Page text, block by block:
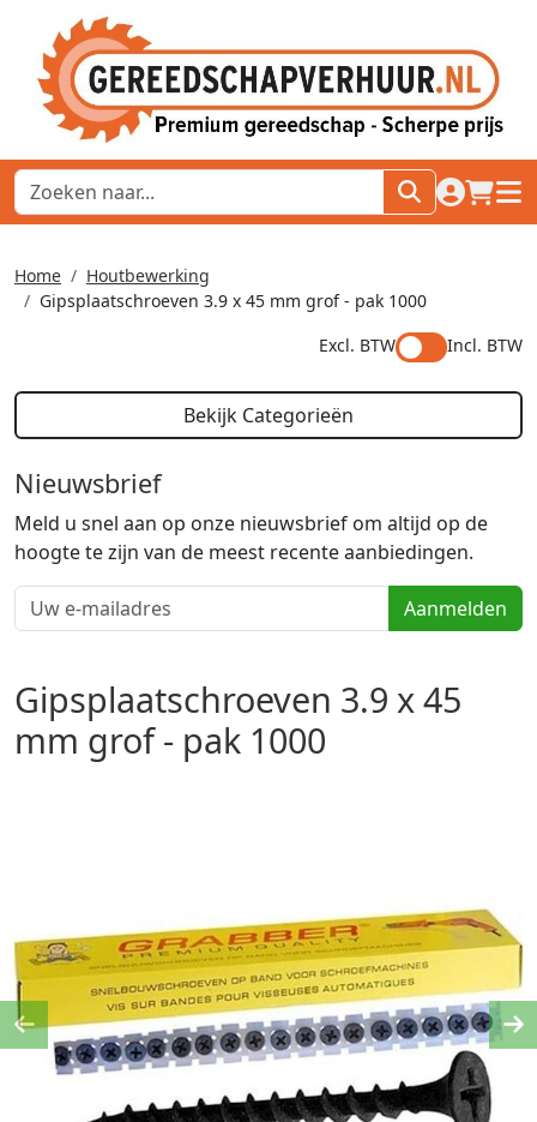
naar
Home
Houtbewerking
Gipsplaatschroeven 3.9 x 45 mm grof - pak 1000
Excl. BTW
Incl. BTW
Bekijk Categorieën
Nieuwsbrief
Meld u snel aan op onze nieuwsbrief om altijd op de
hoogte te zijn van de meest recente aanbiedingen.
Aanmelden
Gipsplaatschroeven 3.9 x 45
mm grof - pak 1000
Previous